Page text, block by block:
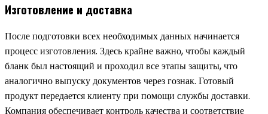
Изготовление и доставка
После подготовки всех необходимых данных начинается
процесс изготовления. Здесь крайне важно, чтобы каждый
бланк был настоящий и проходил все этапы защиты, что
аналогично выпуску документов через гознак. Готовый
продукт передается клиенту при помощи службы доставки.
Компания обеспечивает контроль качества и соответствие